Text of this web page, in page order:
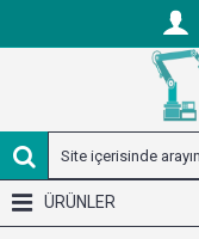
ÜRÜNLER